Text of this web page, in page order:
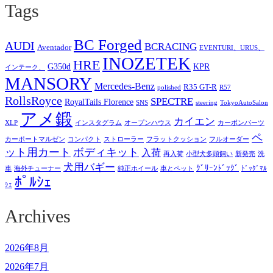
Tags
AUDI Aventador BC Forged BCRACING EVENTURI、URUS、
インテーク、 G350d HRE INOZETEK KPR
MANSORY Mercedes-Benz polished R35 GT-R R57
RollsRoyce RoyalTails Florence SNS SPECTRE steering TokyoAutoSalon
XLP アメ鍛 インスタグラム オープンハウス カイエン カーボンパーツ
カーポートマルゼン コンパクト ストローラー フラットクッション フルオーダー ペ
ット用カート ボディキット 入荷 再入荷 小型犬多頭飼い 新発売 洗
車 海外チューナー 犬用バギー 純正ホイール 車とペット ｸﾞﾘｰﾝﾄﾞｯｸﾞ ﾄﾞｯｸﾞﾏﾙ
ｼｪ ﾎﾟﾙｼｪ
Archives
2026年8月
2026年7月